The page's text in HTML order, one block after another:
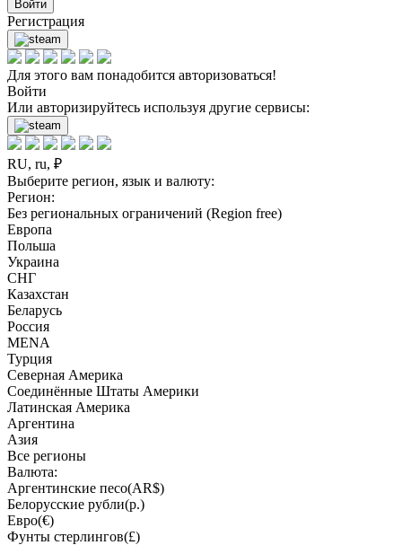
Войти
Регистрация
Для этого вам понадобится авторизоваться!
Войти
Или авторизируйтесь используя другие сервисы:
RU, ru, ₽
Выберите регион, язык и валюту:
Регион:
Без региональных ограничений (Region free)
Европа
Польша
Украина
СНГ
Казахстан
Беларусь
Россия
MENA
Турция
Северная Америка
Соединённые Штаты Америки
Латинская Америка
Аргентина
Азия
Все регионы
Валюта:
Аргентинские песо(AR$)
Белорусские рубли(р.)
Евро(€)
Фунты стерлингов(£)